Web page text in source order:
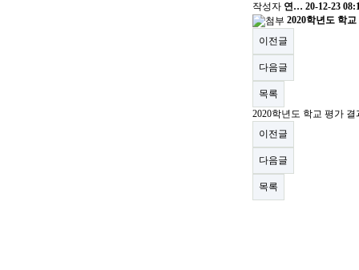
작성자 연… 20-12-23
2020학년도 학
이전글
다음글
목록
2020학년도 학교 평가
이전글
다음글
목록